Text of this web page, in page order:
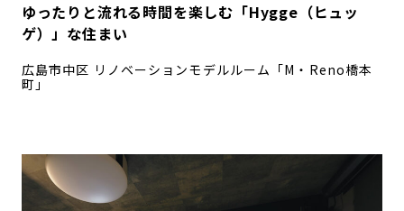
ゆったりと流れる時間を楽しむ「Hygge（ヒュッ
ゲ）」な住まい
広島市中区 リノベーションモデルルーム「M・Reno橋本
町」